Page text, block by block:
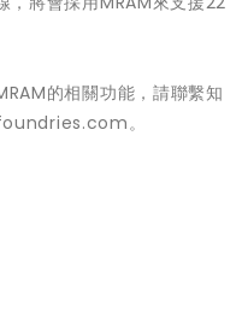
的相關功能，請聯繫知
。